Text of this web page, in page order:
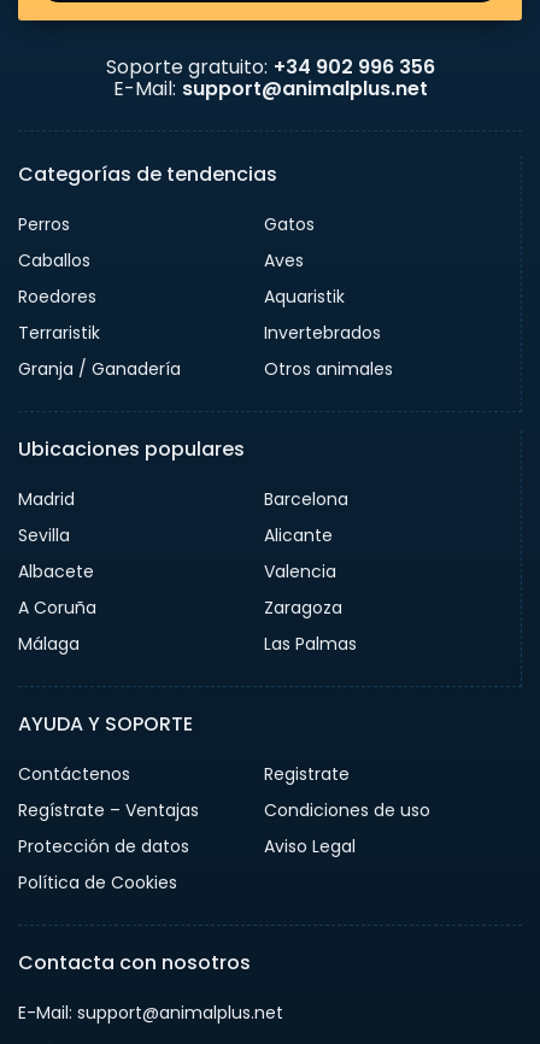
Soporte gratuito: +34 902 996 356
E-Mail: support@animalplus.net
Categorías de tendencias
Perros
Gatos
Caballos
Aves
Roedores
Aquaristik
Terraristik
Invertebrados
Granja / Ganadería
Otros animales
Ubicaciones populares
Madrid
Barcelona
Sevilla
Alicante
Albacete
Valencia
A Coruña
Zaragoza
Málaga
Las Palmas
AYUDA Y SOPORTE
Contáctenos
Registrate
Regístrate – Ventajas
Condiciones de uso
Protección de datos
Aviso Legal
Política de Cookies
Contacta con nosotros
E-Mail: support@animalplus.net